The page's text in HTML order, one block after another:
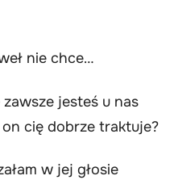
nie chce…
zawsze jesteś u nas
cię dobrze traktuje?
w jej głosie